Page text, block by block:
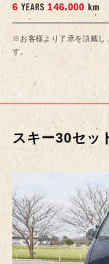
6 146,000
※お客様より了承を頂戴し
す。
スキー30セッ